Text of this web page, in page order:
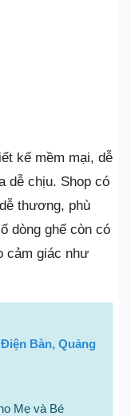
kế mềm mại, dễ
dễ chịu. Shop có
thương, phù
dòng ghế còn có
cảm giác như
Bàn, Quảng
Mẹ và Bé